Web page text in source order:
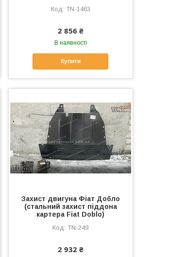
TN-1463
2 856 ₴
В наявності
Купити
Захист двигуна Фіат Добло
(стальний захист піддона
картера Fiat Doblo)
TN-249
2 932 ₴